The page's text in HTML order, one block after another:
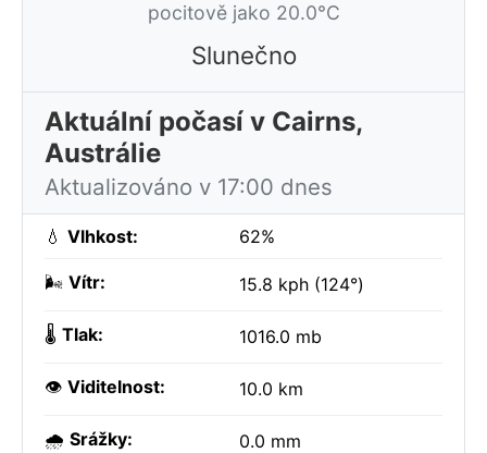
pocitově jako 20.0°C
Slunečno
Aktuální počasí v Cairns,
Austrálie
Aktualizováno v 17:00 dnes
💧 Vlhkost: 62%
🌬️ Vítr: 15.8 kph (124°)
🌡️ Tlak: 1016.0 mb
👁️ Viditelnost: 10.0 km
🌧️ Srážky: 0.0 mm